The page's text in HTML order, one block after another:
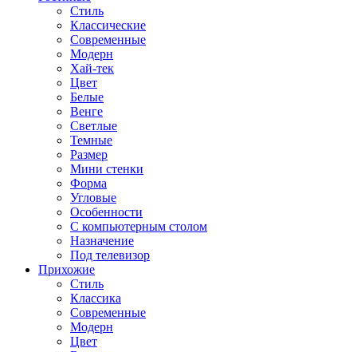
Стиль
Классические
Современные
Модерн
Хай-тек
Цвет
Белые
Венге
Светлые
Темные
Размер
Мини стенки
Форма
Угловые
Особенности
С компьютерным столом
Назначение
Под телевизор
Прихожие
Стиль
Классика
Современные
Модерн
Цвет